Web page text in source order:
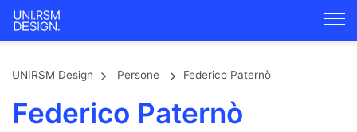
UNIRSM Design Persone Federico Paternò
Federico Paternò